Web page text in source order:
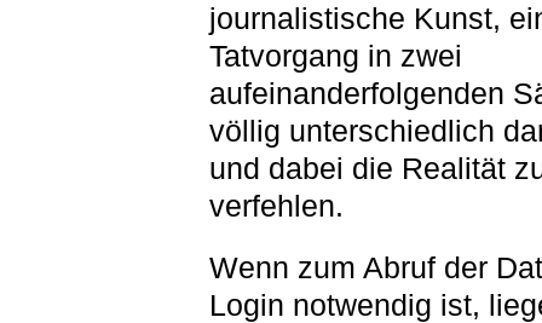
journalistische Kunst,
Tatvorgang in zwei
aufeinanderfolgenden
völlig unterschiedlich
und dabei die Realität
verfehlen.
Wenn zum Abruf der
Login notwendig ist,